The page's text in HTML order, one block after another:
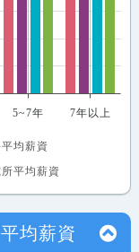
5~7年 7年以上
均薪資
平均薪資
平均薪資